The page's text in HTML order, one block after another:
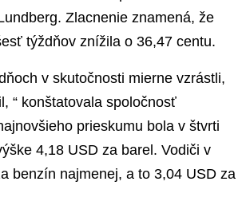
Zlacnenie znamená, že
týždňov znížila o 36,47 centu.
v skutočnosti mierne vzrástli,
“ konštatovala spoločnosť
prieskumu bola v štvrti
4,18 USD za barel. Vodiči v
benzín najmenej, a to 3,04 USD za